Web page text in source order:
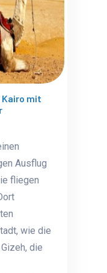
mit
Ausflug
fliegen
wie die
die